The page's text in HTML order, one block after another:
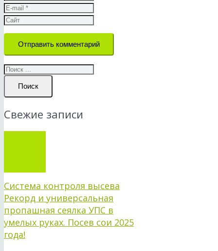
Отправить комментарий
Поиск
Свежие записи
Система контроля высева
Рекорд и универсальная
пропашная сеялка УПС в
умелых руках. Посев сои 2025
года!